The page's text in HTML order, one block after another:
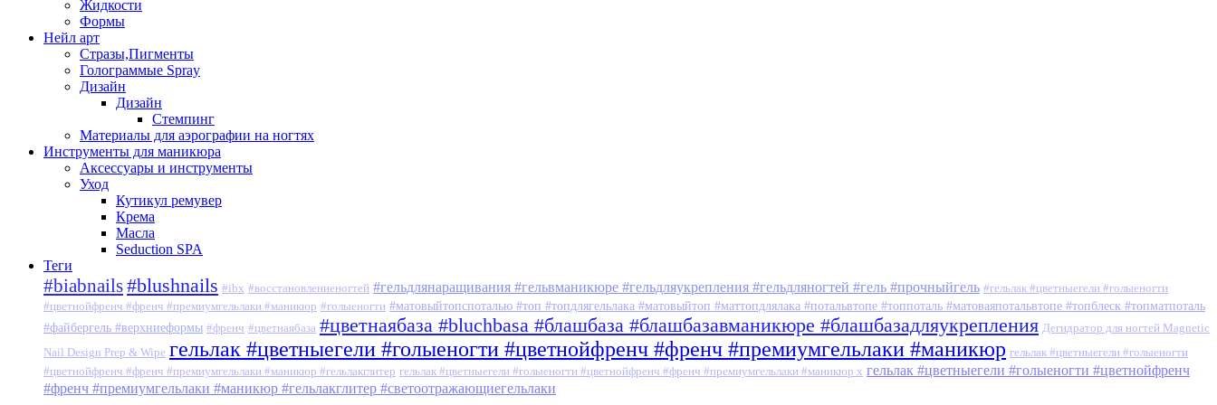
Жидкости
Формы
Нейл арт
Стразы,Пигменты
Голограммые Spray
Дизайн
Дизайн
Стемпинг
Материалы для аэрографии на ногтях
Инструменты для маникюра
Аксессуары и инструменты
Уход
Кутикул ремувер
Крема
Масла
Seduction SPA
Теги
#biabnails#blushnails #ibx #восстановлениеногтей #гельдлянаращивания #гельвманикюре #гельдляукрепления #гельдляногтей #гель #прочныйгель #гельлак #цветныегели #голыеногти
#цветнойфренч #френч #премиумгельлаки #маникюр #голыеногти #матовыйтопспоталью #топ #топдлягельлака #матовыйтоп #маттопдлялака #потальвтопе #топпоталь #матоваяпотальвтопе #топблеск #топматпоталь
#файбергель #верхниеформы #френч #цветнаябаза #цветнаябаза #bluchbasa #блашбаза #блашбазавманикюре #блашбазадляукрепления Дегидратор для ногтей Magnetic
Nail Design Prep & Wipe гельлак #цветныегели #голыеногти #цветнойфренч #френч #премиумгельлаки #маникюр гельлак #цветныегели #голыеногти
#цветнойфренч #френч #премиумгельлаки #маникюр #гельлакглитер гельлак #цветныегели #голыеногти #цветнойфренч #френч #премиумгельлаки #маникюр x гельлак #цветныегели #голыеногти #цветнойфренч
#френч #премиумгельлаки #маникюр #гельлакглитер #светоотражающиегельлаки